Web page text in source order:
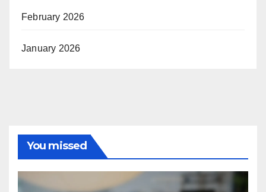
February 2026
January 2026
You missed